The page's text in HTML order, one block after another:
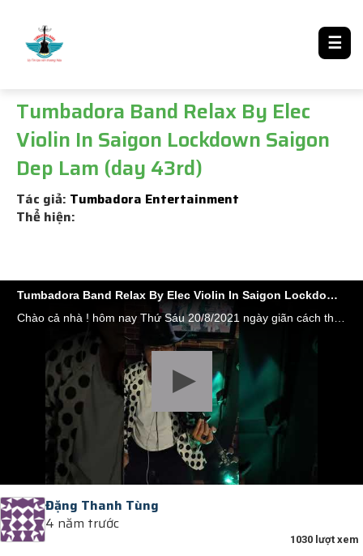
☰
Tumbadora Band Relax By Elec
Violin In Saigon Lockdown Saigon
Dep Lam (day 43rd)
Tác giả: Tumbadora Entertainment
Thể hiện:
Tumbadora Band Relax By Elec Violin In Saigon Lockdown Saigon Dep Lam (day 43rd)
Đặng Thanh Tùng
4 năm trước
1030 lượt xem